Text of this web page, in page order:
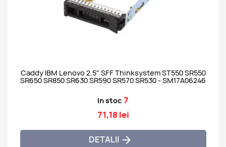
Caddy IBM Lenovo 2.5" SFF Thinksystem ST550 SR550
SR650 SR850 SR630 SR590 SR570 SR530 - SM17A06246
In stoc 7
71,18 lei
DETALII 